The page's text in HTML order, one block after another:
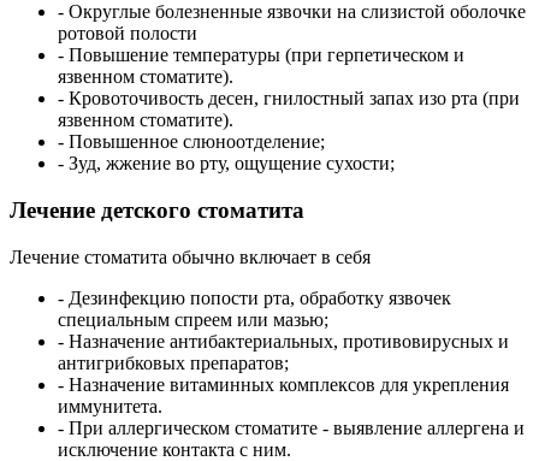
- Округлые болезненные язвочки на слизистой оболочке
ротовой полости
- Повышение температуры (при герпетическом и
язвенном стоматите).
- Кровоточивость десен, гнилостный запах изо рта (при
язвенном стоматите).
- Повышенное слюноотделение;
- Зуд, жжение во рту, ощущение сухости;
Лечение детского стоматита
Лечение стоматита обычно включает в себя
- Дезинфекцию попости рта, обработку язвочек
специальным спреем или мазью;
- Назначение антибактериальных, противовирусных и
антигрибковых препаратов;
- Назначение витаминных комплексов для укрепления
иммунитета.
- При аллергическом стоматите - выявление аллергена и
исключение контакта с ним.